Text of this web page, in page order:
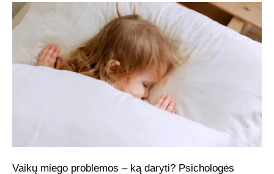
Vaikų miego problemos – ką daryti? Psichologės